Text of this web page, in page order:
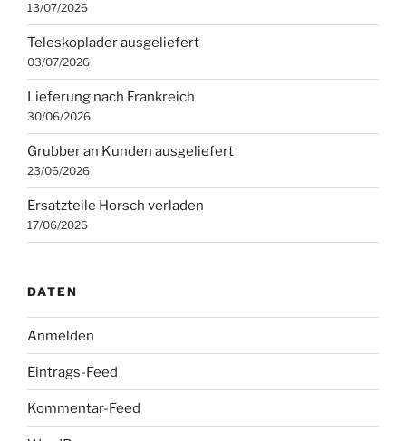
13/07/2026
Teleskoplader ausgeliefert
03/07/2026
Lieferung nach Frankreich
30/06/2026
Grubber an Kunden ausgeliefert
23/06/2026
Ersatzteile Horsch verladen
17/06/2026
DATEN
Anmelden
Eintrags-Feed
Kommentar-Feed